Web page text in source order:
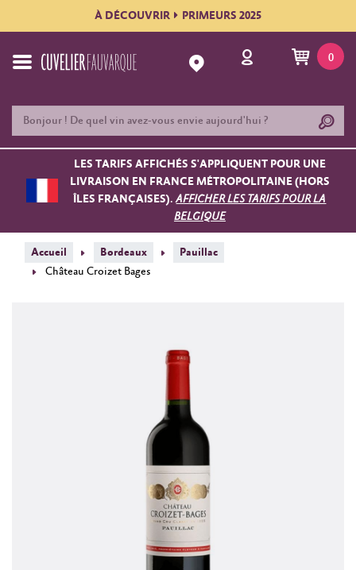
À DÉCOUVRIR PRIMEURS 2025
0
LES TARIFS AFFICHÉS S'APPLIQUENT POUR UNE
LIVRAISON EN FRANCE MÉTROPOLITAINE (HORS
ÎLES FRANÇAISES).AFFICHER LES TARIFS POUR LA
BELGIQUE
Accueil Bordeaux
Pauillac
Château Croizet Bages